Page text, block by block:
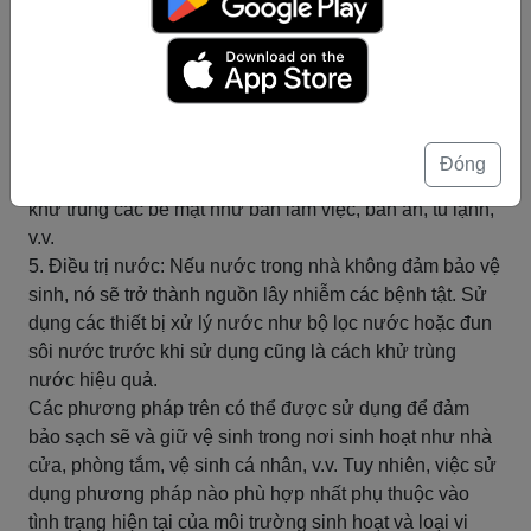
khử trùng không khí và bề mặt.
3. Sử dụng hơi nước nóng: Nhiệt độ cao có thể giết chết
các vi khuẩn và virus. Sử dụng nước sôi để rửa bát, đồ
dùng nhà bếp, quần áo, v.v. cũng là một phương pháp
4. Sử dụng khăn ướt diệt khuẩn: Các loại khăn ướt
chứa chất khử trùng có thể được sử dụng để lau chùi và
khử trùng các bề mặt như bàn làm việc, bàn ăn, tủ lạnh,
v.v.
5. Điều trị nước: Nếu nước trong nhà không đảm bảo vệ
sinh, nó sẽ trở thành nguồn lây nhiễm các bệnh tật. Sử
dụng các thiết bị xử lý nước như bộ lọc nước hoặc đun
sôi nước trước khi sử dụng cũng là cách khử trùng
nước hiệu quả.
Các phương pháp trên có thể được sử dụng để đảm
bảo sạch sẽ và giữ vệ sinh trong nơi sinh hoạt như nhà
cửa, phòng tắm, vệ sinh cá nhân, v.v. Tuy nhiên, việc sử
dụng phương pháp nào phù hợp nhất phụ thuộc vào
tình trạng hiện tại của môi trường sinh hoạt và loại vi
Đóng